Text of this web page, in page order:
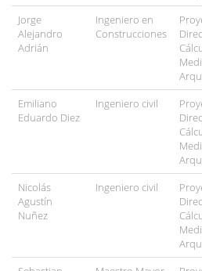
Jorge
Alejandro
Adrián
Ingeniero en
Construcciones
Emiliano
Eduardo Diez
Ingeniero civil
Nicolás
Agustín
Nuñez
Ingeniero civil